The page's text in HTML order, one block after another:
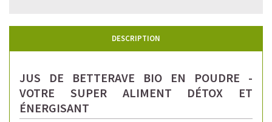
DESCRIPTION
JUS DE BETTERAVE BIO EN POUDRE -
VOTRE SUPER ALIMENT DÉTOX ET
ÉNERGISANT